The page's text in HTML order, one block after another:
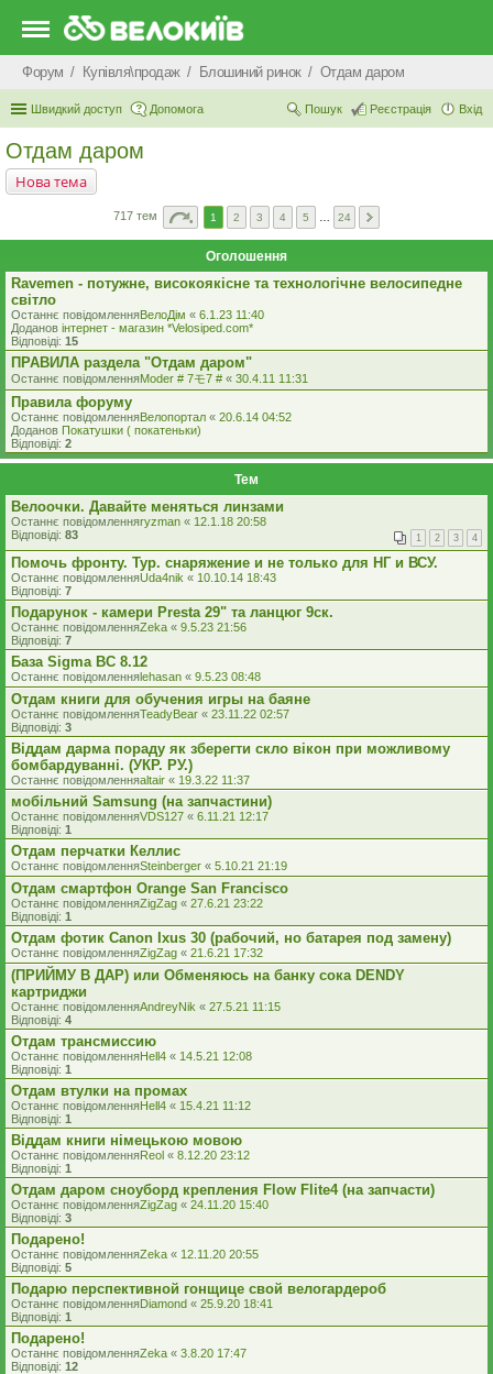
Форум Купівля\продаж Блошиний ринок Отдам даром
Швидкий доступ Допомога Вхід
Реєстрація
Пошук
Отдам даром
Нова тема
717 тем 1 2 3 4 5 24
Оголошення
Ravemen - потужне, високоякісне та технологічне велосипедне
світло
Останнє повідомленняВелоДім « 6.1.23 11:40
Доданов iнтернет - магазин *Velosiped.com*
Відповіді: 15
ПРАВИЛА раздела "Отдам даром"
Останнє повідомленняModer # 7モ7 # « 30.4.11 11:31
Правила форуму
Останнє повідомленняВелопортал « 20.6.14 04:52
Доданов Покатушки ( покатеньки)
Відповіді: 2
Тем
Велоочки. Давайте меняться линзами
Останнє повідомленняryzman « 12.1.18 20:58
Відповіді: 83 1 2 3 4
Помочь фронту. Тур. снаряжение и не только для НГ и ВСУ.
Останнє повідомленняUda4nik « 10.10.14 18:43
Відповіді: 7
Подарунок - камери Presta 29" та ланцюг 9ск.
Останнє повідомленняZeka « 9.5.23 21:56
Відповіді: 7
База Sigma BC 8.12
Останнє повідомленняlehasan « 9.5.23 08:48
Отдам книги для обучения игры на баяне
Останнє повідомленняTeadyBear « 23.11.22 02:57
Відповіді: 3
Віддам дарма пораду як зберегти скло вікон при можливому
бомбардуванні. (УКР. РУ.)
Останнє повідомленняaltair « 19.3.22 11:37
мобільний Samsung (на запчастини)
Останнє повідомленняVDS127 « 6.11.21 12:17
Відповіді: 1
Отдам перчатки Келлис
Останнє повідомленняSteinberger « 5.10.21 21:19
Отдам смартфон Orange San Francisco
Останнє повідомленняZigZag « 27.6.21 23:22
Відповіді: 1
Отдам фотик Canon Ixus 30 (рабочий, но батарея под замену)
Останнє повідомленняZigZag « 21.6.21 17:32
(ПРИЙМУ В ДАР) или Обменяюсь на банку сока DENDY
картриджи
Останнє повідомленняAndreyNik « 27.5.21 11:15
Відповіді: 4
Отдам трансмиссию
Останнє повідомленняHell4 « 14.5.21 12:08
Відповіді: 1
Отдам втулки на промах
Останнє повідомленняHell4 « 15.4.21 11:12
Відповіді: 1
Віддам книги німецькою мовою
Останнє повідомленняReol « 8.12.20 23:12
Відповіді: 1
Отдам даром сноуборд крепления Flow Flite4 (на запчасти)
Останнє повідомленняZigZag « 24.11.20 15:40
Відповіді: 3
Подарено!
Останнє повідомленняZeka « 12.11.20 20:55
Відповіді: 5
Подарю перспективной гонщице свой велогардероб
Останнє повідомленняDiamond « 25.9.20 18:41
Відповіді: 1
Подарено!
Останнє повідомленняZeka « 3.8.20 17:47
Відповіді: 12